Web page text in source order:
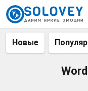
Новые